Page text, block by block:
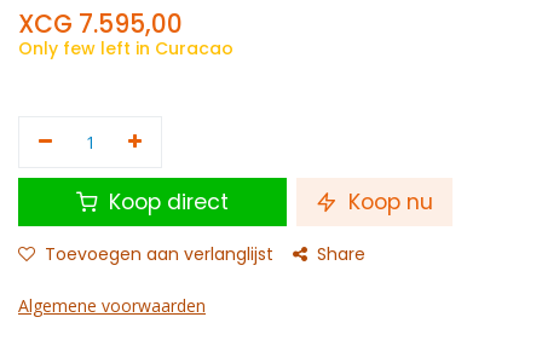
XCG 7.595,00
Only few left in Curacao
Koop direct Koop nu
Toevoegen aan verlanglijst Share
Algemene voorwaarden